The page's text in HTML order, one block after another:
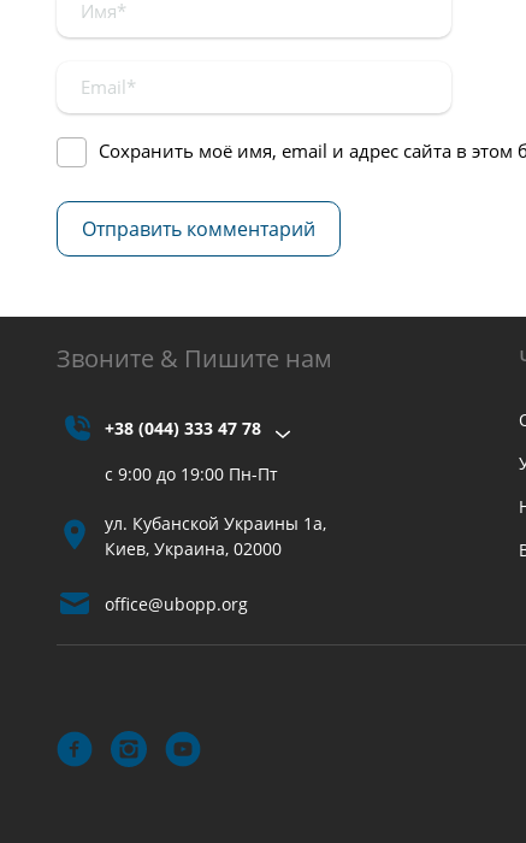
Сохранить моё имя, email и адрес сайта в
Звоните & Пишите нам
+38 (044) 333 47 78
с 9:00 до 19:00 Пн-Пт
ул. Кубанской Украины 1а,
Киев, Украина, 02000
office@ubopp.org